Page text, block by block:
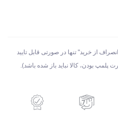
از خرید" تنها در صورتی قابل تایید
پلمپ بودن، کالا نباید باز شده باشد).